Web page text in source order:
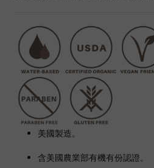
美國製造。
含美國農業部有機有份認證。